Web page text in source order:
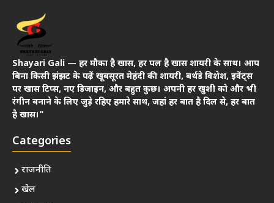
Shayari Gali — हर मौका है खास, हर पल है खास शायरी के साथ। आप
बिना किसी झंझट के पढ़ें खूबसूरत मेहंदी की शायरी, बर्थडे विशेश, इवेंट्स
पर खास टिप्स, नए डिजाइन, और बहुत कुछ। अपनी हर खुशी को और भी
रंगीन बनाने के लिए जुड़े रहिए हमारे साथ, जहां हर बात है दिल से, हर बात
है खास।"
Categories
राजनीति
खेल